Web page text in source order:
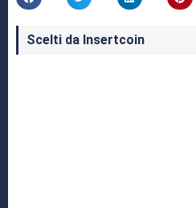
Scelti da Insertcoin